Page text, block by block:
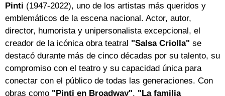
Pinti (1947-2022), uno de los artistas más queridos y
emblemáticos de la escena nacional. Actor, autor,
director, humorista y unipersonalista excepcional, el
creador de la icónica obra teatral "Salsa Criolla" se
destacó durante más de cinco décadas por su talento, su
compromiso con el teatro y su capacidad única para
conectar con el público de todas las generaciones. Con
obras como "Pinti en Broadway", "La familia